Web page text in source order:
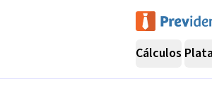
Cálculos